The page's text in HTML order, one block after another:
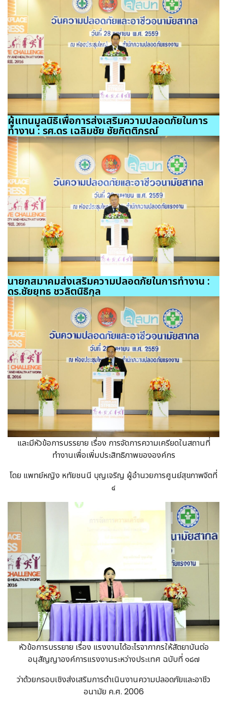
ผู้แทนมูลนิธิเพื่อการส่งเสริมความปลอดภัยในการ
ทำงาน : รศ.ดร เฉลิมชัย ชัยกิตติภรณ์
นายกสมาคมส่งเสริมความปลอดภัยในการทำงาน :
ดร.ชัยยุทธ ชวลิตนิธิกุล
และมีหัวข้อการบรรยาย เรื่อง การจัดการความเครียดในสถานที่
ทำงานเพื่อเพิ่มประสิทธิภาพขององค์กร
โดย แพทย์หญิง หทัยชนนี บุญเจริญ ผู้อำนวยการศูนย์สุขภาพจิตที่
๔
หัวข้อการบรรยาย เรื่อง แรงงานได้อะไรจากากรให้สัตยาบันต่อ
อนุสัญญาองค์การแรงงานระหว่างประเทศ ฉบับที่ ๑๘๗
ว่าด้วยกรอบเชิงส่งเสริมการดำเนินงานความปลอดภัยและอาชีว
อนามัย ค.ศ. 2006